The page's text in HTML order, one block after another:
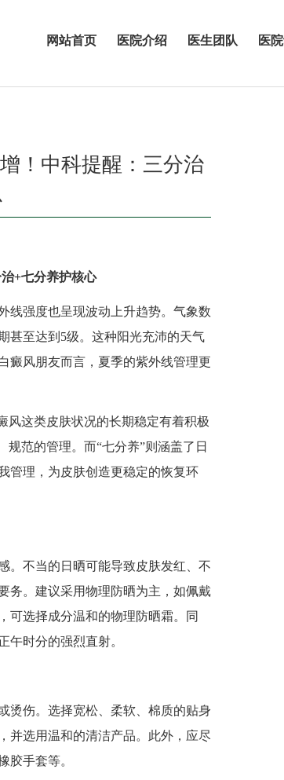
网站首页 医院介绍 医生团队 医
！中科提醒：三分治
+七分养护核心
强度也呈现波动上升趋势。气象数
甚至达到5级。这种阳光充沛的天气
癜风朋友而言，夏季的紫外线管理更
这类皮肤状况的长期稳定有着积极
范的管理。而“七分养”则涵盖了日
管理，为皮肤创造更稳定的恢复环
不当的日晒可能导致皮肤发红、不
务。建议采用物理防晒为主，如佩戴
可选择成分温和的物理防晒霜。同
午时分的强烈直射。
伤。选择宽松、柔软、棉质的贴身
并选用温和的清洁产品。此外，应尽
胶手套等。